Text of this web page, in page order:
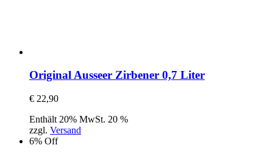
Original Ausseer Zirbener 0,7 Liter
€ 22,90
Enthält 20% MwSt. 20 %
zzgl. Versand
6% Off